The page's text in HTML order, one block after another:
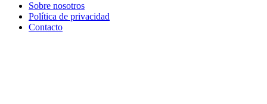
Sobre nosotros
Política de privacidad
Contacto